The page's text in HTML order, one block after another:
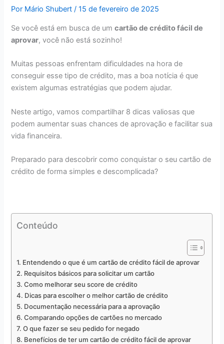
Por Mário Shubert/15 de fevereiro de 2025
Se você está em busca de umcartão de crédito fácil de
aprovar, você não está sozinho!
Muitas pessoas enfrentam dificuldades na hora de
conseguir esse tipo de crédito, mas a boa notícia é que
existem algumas estratégias que podem ajudar.
Neste artigo, vamos compartilhar 8 dicas valiosas que
podem aumentar suas chances de aprovação e facilitar sua
vida financeira.
Preparado para descobrir como conquistar o seu cartão de
crédito de forma simples e descomplicada?
Conteúdo
Entendendo o que é um cartão de crédito fácil de aprovar
Requisitos básicos para solicitar um cartão
Como melhorar seu score de crédito
Dicas para escolher o melhor cartão de crédito
Documentação necessária para a aprovação
Comparando opções de cartões no mercado
O que fazer se seu pedido for negado
Benefícios de ter um cartão de crédito fácil de aprovar